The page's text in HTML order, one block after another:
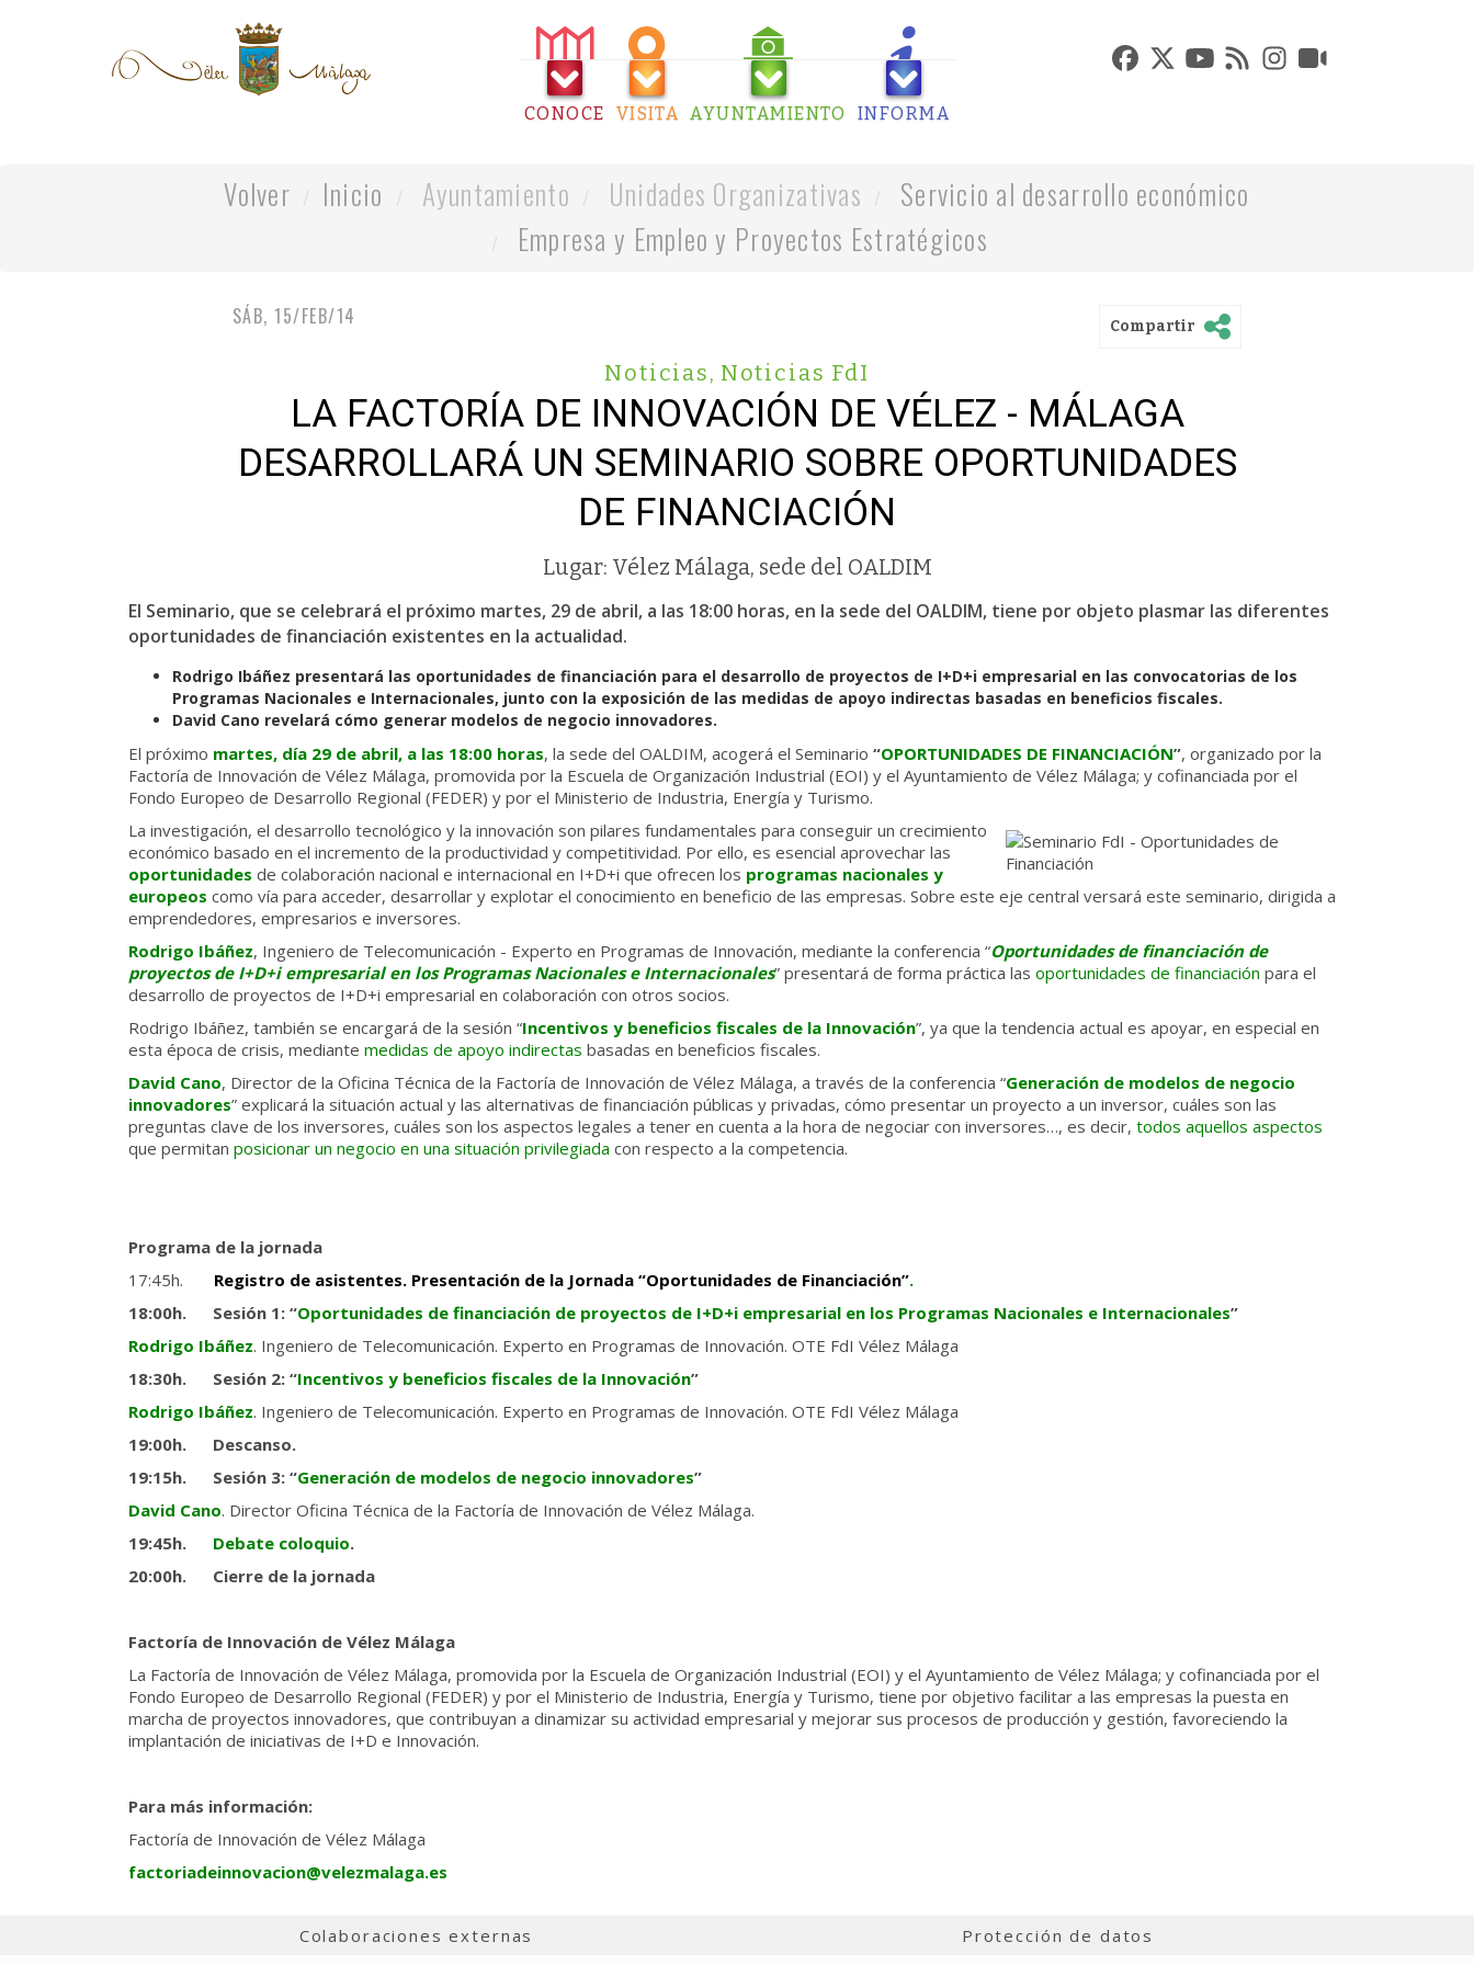
CONOCE VISITA AYUNTAMIENTO INFORMA
Volver Inicio Ayuntamiento Unidades Organizativas
Servicio al desarrollo económico
Empresa y Empleo y Proyectos Estratégicos
SÁB, 15/FEB/14 Compartir
Noticias, Noticias FdI
LA FACTORÍA DE INNOVACIÓN DE VÉLEZ - MÁLAGA
DESARROLLARÁ UN SEMINARIO SOBRE OPORTUNIDADES
DE FINANCIACIÓN
Lugar: Vélez Málaga, sede del OALDIM
El Seminario, que se celebrará el próximo martes, 29 de abril, a las 18:00 horas, en la sede del OALDIM, tiene por objeto plasmar las diferentes
oportunidades de financiación existentes en la actualidad.
Rodrigo Ibáñez presentará las oportunidades de financiación para el desarrollo de proyectos de I+D+i empresarial en las convocatorias de los
Programas Nacionales e Internacionales, junto con la exposición de las medidas de apoyo indirectas basadas en beneficios fiscales.
David Cano revelará cómo generar modelos de negocio innovadores.
El próximo martes, día 29 de abril, a las 18:00 horas, la sede del OALDIM, acogerá el Seminario “OPORTUNIDADES DE FINANCIACIÓN”, organizado por la
Factoría de Innovación de Vélez Málaga, promovida por la Escuela de Organización Industrial (EOI) y el Ayuntamiento de Vélez Málaga; y cofinanciada por el
Fondo Europeo de Desarrollo Regional (FEDER) y por el Ministerio de Industria, Energía y Turismo.
La investigación, el desarrollo tecnológico y la innovación son pilares fundamentales para conseguir un crecimiento
económico basado en el incremento de la productividad y competitividad. Por ello, es esencial aprovechar las
oportunidades de colaboración nacional e internacional en I+D+i que ofrecen los programas nacionales y
europeos como vía para acceder, desarrollar y explotar el conocimiento en beneficio de las empresas. Sobre este eje central versará este seminario, dirigida a
emprendedores, empresarios e inversores.
Rodrigo Ibáñez, Ingeniero de Telecomunicación - Experto en Programas de Innovación, mediante la conferencia “Oportunidades de financiación de
proyectos de I+D+i empresarial en los Programas Nacionales e Internacionales” presentará de forma práctica las oportunidades de financiación para el
desarrollo de proyectos de I+D+i empresarial en colaboración con otros socios.
Rodrigo Ibáñez, también se encargará de la sesión “Incentivos y beneficios fiscales de la Innovación”, ya que la tendencia actual es apoyar, en especial en
esta época de crisis, mediante medidas de apoyo indirectas basadas en beneficios fiscales.
David Cano, Director de la Oficina Técnica de la Factoría de Innovación de Vélez Málaga, a través de la conferencia “Generación de modelos de negocio
innovadores” explicará la situación actual y las alternativas de financiación públicas y privadas, cómo presentar un proyecto a un inversor, cuáles son las
preguntas clave de los inversores, cuáles son los aspectos legales a tener en cuenta a la hora de negociar con inversores…, es decir, todos aquellos aspectos
que permitan posicionar un negocio en una situación privilegiada con respecto a la competencia.
Programa de la jornada
17:45h. Registro de asistentes. Presentación de la Jornada “Oportunidades de Financiación”.
18:00h. Sesión 1: “Oportunidades de financiación de proyectos de I+D+i empresarial en los Programas Nacionales e Internacionales”
Rodrigo Ibáñez. Ingeniero de Telecomunicación. Experto en Programas de Innovación. OTE FdI Vélez Málaga
18:30h. Sesión 2: “Incentivos y beneficios fiscales de la Innovación”
Rodrigo Ibáñez. Ingeniero de Telecomunicación. Experto en Programas de Innovación. OTE FdI Vélez Málaga
19:00h. Descanso.
19:15h. Sesión 3: “Generación de modelos de negocio innovadores”
David Cano. Director Oficina Técnica de la Factoría de Innovación de Vélez Málaga.
19:45h. Debate coloquio.
20:00h. Cierre de la jornada
Factoría de Innovación de Vélez Málaga
La Factoría de Innovación de Vélez Málaga, promovida por la Escuela de Organización Industrial (EOI) y el Ayuntamiento de Vélez Málaga; y cofinanciada por el
Fondo Europeo de Desarrollo Regional (FEDER) y por el Ministerio de Industria, Energía y Turismo, tiene por objetivo facilitar a las empresas la puesta en
marcha de proyectos innovadores, que contribuyan a dinamizar su actividad empresarial y mejorar sus procesos de producción y gestión, favoreciendo la
implantación de iniciativas de I+D e Innovación.
Para más información:
Factoría de Innovación de Vélez Málaga
factoriadeinnovacion@velezmalaga.es
Colaboraciones externas Protección de datos